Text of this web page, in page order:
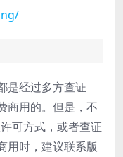
是经过多方查证
商用的。但是，不
可方式，或者查证
用时，建议联系版